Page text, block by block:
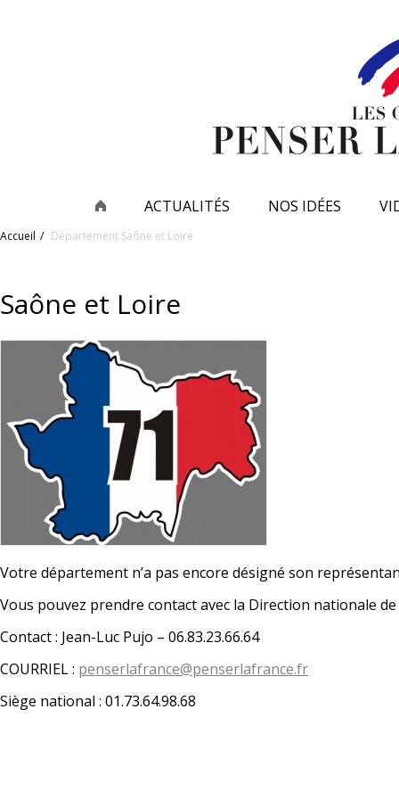
ACTUALITÉS NOS IDÉES
Accueil Département Saône et Loire
Saône et Loire
Votre département n’a pas encore désigné son
Vous pouvez prendre contact avec la Direction nationale
Contact : Jean-Luc Pujo – 06.83.23.66.64
COURRIEL : penserlafrance@penserlafrance.fr
Siège national : 01.73.64.98.68